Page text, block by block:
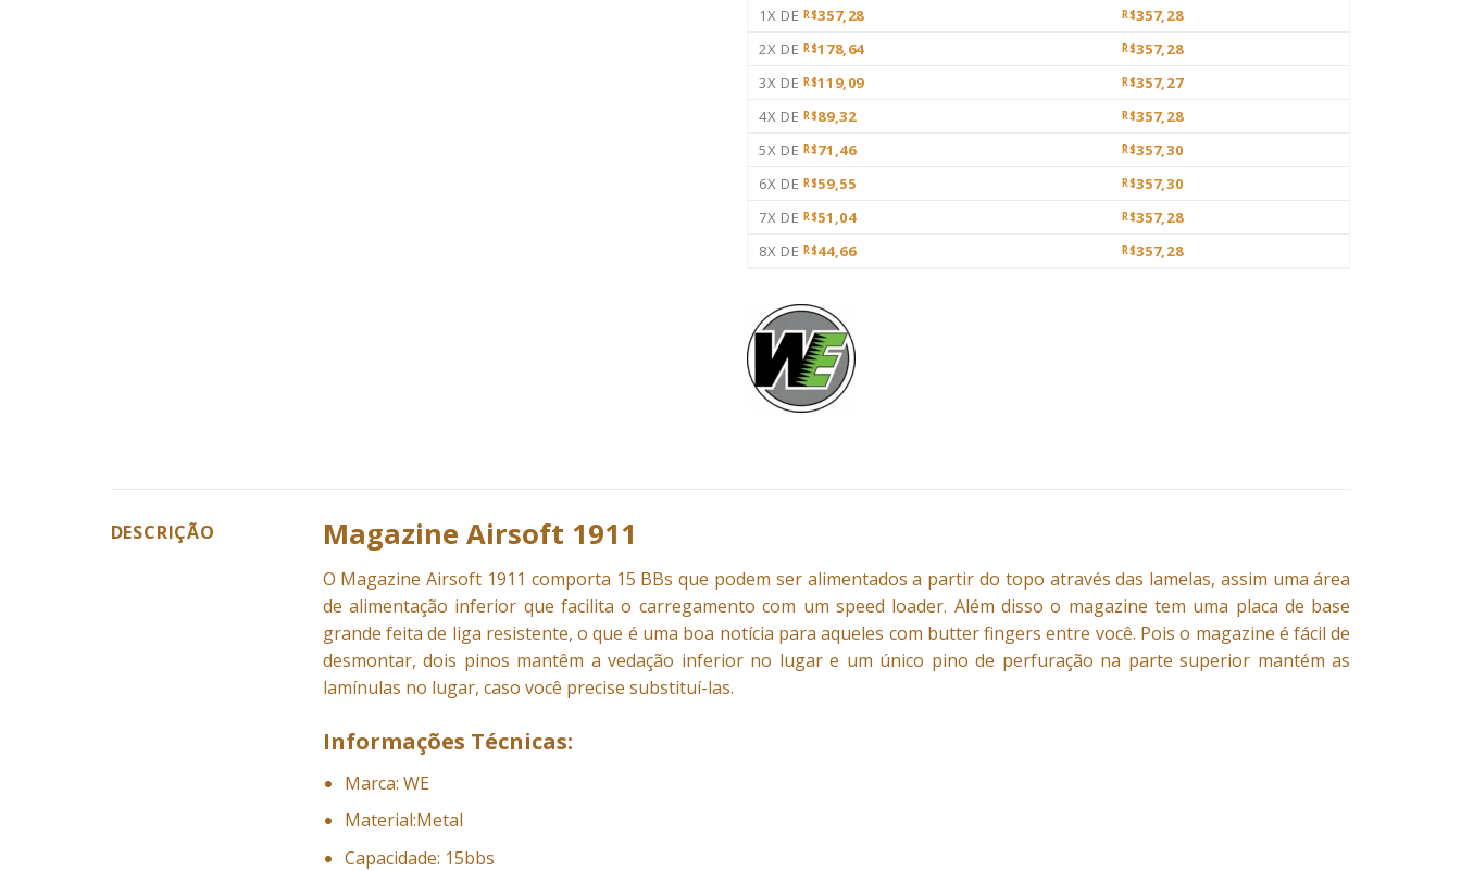
1X DE R$357,28 R$357,28
2X DE R$178,64 R$357,28
3X DE R$119,09 R$357,27
4X DE R$89,32 R$357,28
5X DE R$71,46 R$357,30
6X DE R$59,55 R$357,30
7X DE R$51,04 R$357,28
8X DE R$44,66 R$357,28
DESCRIÇÃO Magazine Airsoft 1911
O Magazine Airsoft 1911 comporta 15 BBs que podem ser alimentados a partir do topo através das lamelas, assim uma área
de alimentação inferior que facilita o carregamento com um speed loader. Além disso o magazine tem uma placa de base
grande feita de liga resistente, o que é uma boa notícia para aqueles com butter fingers entre você. Pois o magazine é fácil de
desmontar, dois pinos mantêm a vedação inferior no lugar e um único pino de perfuração na parte superior mantém as
lamínulas no lugar, caso você precise substituí-las.
Informações Técnicas:
Marca: WE
Material:Metal
Capacidade: 15bbs